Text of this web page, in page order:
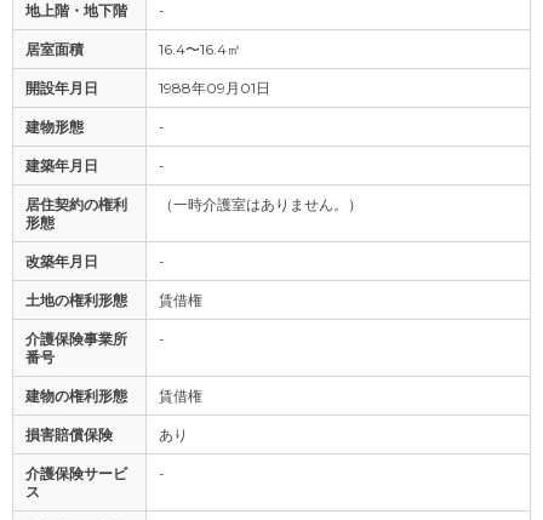
地上階・地下階 -
居室面積 16.4〜16.4㎡
開設年月日 1988年09月01日
建物形態 -
建築年月日 -
居住契約の権利
形態
（一時介護室はありません。）
改築年月日 -
土地の権利形態 賃借権
介護保険事業所
番号
-
建物の権利形態 賃借権
損害賠償保険 あり
介護保険サービ
ス
-